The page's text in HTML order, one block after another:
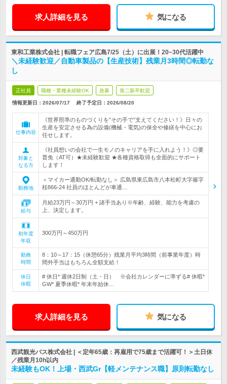
求人詳細を見る 気になる
東和工業株式会社 | 転職フェア広島7/25（土）に出展！20~30代活躍中
＼未経験歓迎／自動車製品の【生産技術】残業月3時間◎転勤な
し
正社員 職種・業種未経験OK 急募 第二新卒歓迎
情報更新日：2026/07/17 終了予定日： 2026/08/20
仕事内容
《世界照準のものづくりを”その手で”支えてください！》日々の
生産を安定させる為の設備(機械・電気)の保全や修繕を中心にお
任せします。
対象と
なる方
《社員想いの会社で一生モノのキャリアを手に入れよう！》◎要
普免（AT可）★未経験歓迎 ★各種資格取得も全面的にサポート
します！
勤務地
＜マイカー通勤OK/転勤なし＞ 広島県東広島市八本松町大字篠字
桂866-24 社員のほとんどが車通…
給与
月給23万円～30万円 + 諸手当あり※年齢、経験、能力を考慮の
上、決定します。
初年度
年収
300万円～450万円
勤務
時間
8：10～17：15（休憩65分）残業月平均3時間（前事業年度）時
間外手当はもちろん全額支給！
休日
休暇
# 休日* 週休2日制（土・日） ※会社カレンダーに準ずる# 休暇*
GW* 夏季休暇* 年末年始休…
求人詳細を見る 気になる
西武観光バス株式会社 | ＜定年65歳：再雇用で75歳まで活躍可！＞土日休
／残業月10h以内
未経験もOK！上場・西武Gr【軽メンテナンス職】原則転勤なし